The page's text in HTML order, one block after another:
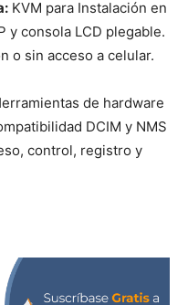
KVM para Instalación en
y consola LCD plegable.
o sin acceso a celular.
de hardware
DCIM y NMS
control, registro y